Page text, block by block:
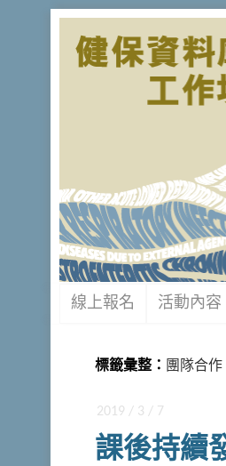
線上報名 活動內容
標籤彙整： 團隊合作
2019 / 3 / 7
課後持續